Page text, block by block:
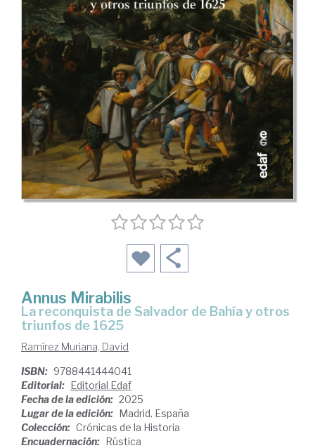
Annus Mirabilis
La reconquista de Salvador de Bahía y otros
triunfos de 1625
Ramírez Muriana, David
ISBN: 9788441444041
Editorial: Editorial Edaf
Fecha de la edición: 2025
Lugar de la edición: Madrid. España
Colección: Crónicas de la Historia
Encuadernación: Rústica